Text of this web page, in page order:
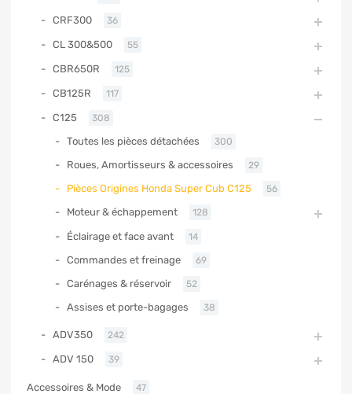
CRF300 36
CL 300&500 55
CBR650R 125
CB125R 117
C125 308
Toutes les pièces détachées 300
Roues, Amortisseurs & accessoires 29
Pièces Origines Honda Super Cub C125 56
Moteur & échappement 128
Éclairage et face avant 14
Commandes et freinage 69
Carénages & réservoir 52
Assises et porte-bagages 38
ADV350 242
ADV 150 39
Accessoires & Mode 47